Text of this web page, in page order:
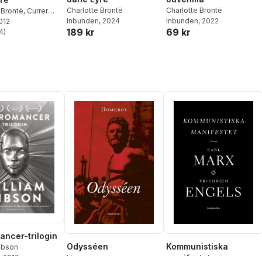
, Currer
Totalt antal röster:
)
Charlotte Brontë
Inbunden, 2024
189 kr
Charlotte Brontë
Inbunden, 2022
69 kr
trilogin
Odysséen
Kommunistiska